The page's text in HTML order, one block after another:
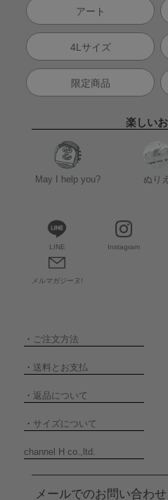
アート
4Lサイズ
限定商品
楽しい
May I help you? ぬりえ
LINE Instagram
メルマガジーヌ!
・ ご注文方法
・ 送料とお支払
・ 返品について
・ サイズについて
channel H co.,ltd.
メールでのお問い合わせ